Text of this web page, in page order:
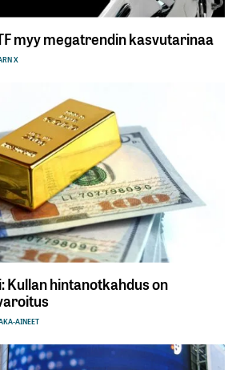
myy megatrendin kasvutarinaa
X
Kullan hintanotkahdus on
AINEET